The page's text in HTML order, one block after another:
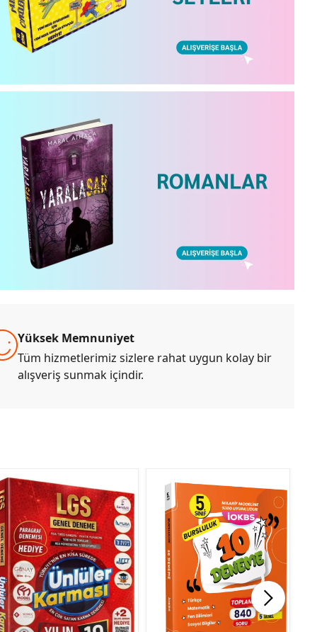
Yüksek Memnuniyet
Tüm hizmetlerimiz sizlere rahat uygun kolay bir
alışveriş sunmak içindir.